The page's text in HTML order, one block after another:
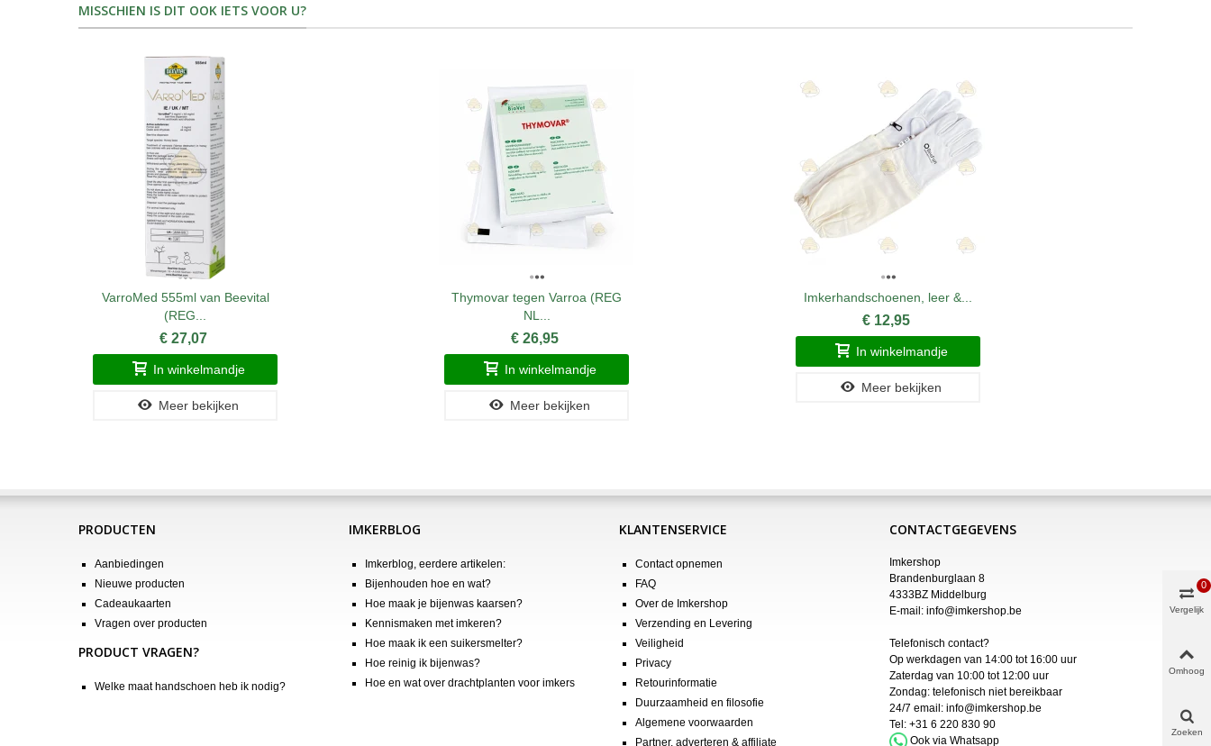
MISSCHIEN IS DIT OOK IETS VOOR U?
VarroMed 555ml van Beevital
(REG...
€ 27,07
In winkelmandje
Meer bekijken
Thymovar tegen Varroa (REG
NL...
€ 26,95
In winkelmandje
Meer bekijken
Imkerhandschoenen, leer &...
€ 12,95
In winkelmandje
Meer bekijken
PRODUCTEN
Aanbiedingen
Nieuwe producten
Cadeaukaarten
Vragen over producten
PRODUCT VRAGEN?
Welke maat handschoen heb ik nodig?
IMKERBLOG
Imkerblog, eerdere artikelen:
Bijenhouden hoe en wat?
Hoe maak je bijenwas kaarsen?
Kennismaken met imkeren?
Hoe maak ik een suikersmelter?
Hoe reinig ik bijenwas?
Hoe en wat over drachtplanten voor imkers
KLANTENSERVICE
Contact opnemen
FAQ
Over de Imkershop
Verzending en Levering
Veiligheid
Privacy
Retourinformatie
Duurzaamheid en filosofie
Algemene voorwaarden
Partner, adverteren & affiliate
CONTACTGEGEVENS
Imkershop
Brandenburglaan 8
4333BZ Middelburg
E-mail: info@imkershop.be
Telefonisch contact?
Op werkdagen van 14:00 tot 16:00 uur
Zaterdag van 10:00 tot 12:00 uur
Zondag: telefonisch niet bereikbaar
24/7 email: info@imkershop.be
Tel: +31 6 220 830 90
Ook via Whatsapp
Vergelijk
0
Omhoog
Zoeken